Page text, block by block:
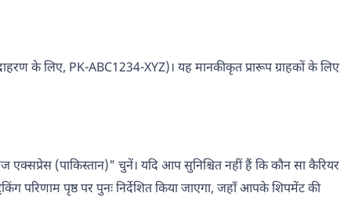
के लिए, PK-ABC1234-XYZ)। यह मानकीकृत प्रारूप ग्राहकों के लिए
एक्सप्रेस (पाकिस्तान)" चुनें। यदि आप सुनिश्चित नहीं हैं कि कौन सा कैरियर
पृष्ठ पर पुनः निर्देशित किया जाएगा, जहाँ आपके शिपमेंट की